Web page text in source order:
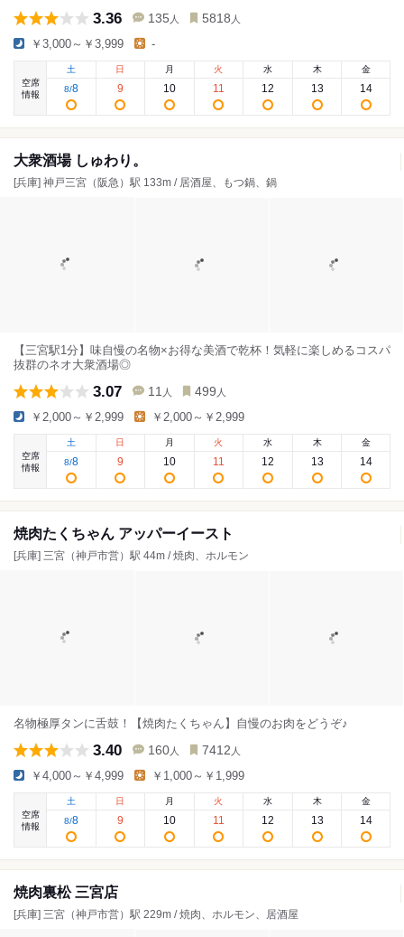
3.36 135 人 5818 人
￥3,000～￥3,999 -
空席
情報
土
8/8
日
9
月
10
火
11
水
12
木
13
金
14
大衆酒場 しゅわり。
[兵庫] 神戸三宮（阪急）駅 133m / 居酒屋、もつ鍋、鍋
【三宮駅1分】味自慢の名物×お得な美酒で乾杯！気軽に楽しめるコスパ
抜群のネオ大衆酒場◎
3.07 11 人 499 人
￥2,000～￥2,999 ￥2,000～￥2,999
空席
情報
土
8/8
日
9
月
10
火
11
水
12
木
13
金
14
焼肉たくちゃん アッパーイースト
[兵庫] 三宮（神戸市営）駅 44m / 焼肉、ホルモン
名物極厚タンに舌鼓！【焼肉たくちゃん】自慢のお肉をどうぞ♪
3.40 160 人 7412 人
￥4,000～￥4,999 ￥1,000～￥1,999
空席
情報
土
8/8
日
9
月
10
火
11
水
12
木
13
金
14
焼肉裏松 三宮店
[兵庫] 三宮（神戸市営）駅 229m / 焼肉、ホルモン、居酒屋